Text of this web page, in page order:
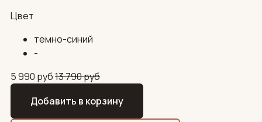
Цвет
темно-синий
-
5 990 руб13 790руб
Добавить в корзину